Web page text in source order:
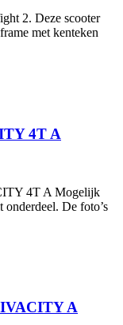
2. Deze scooter
met kenteken
4T A
4T A Mogelijk
onderdeel. De foto’s
A